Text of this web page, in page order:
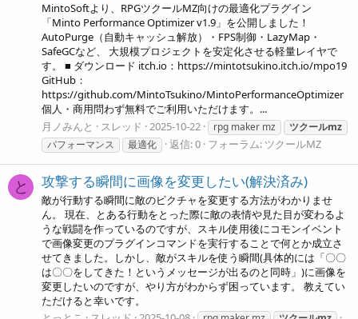
MintoSoftより、RPGツクールMZ向けの最適化プラグイン
「Minto Performance Optimizer v1.9」を公開しました！
AutoPurge（自動キャッシュ解放）・FPS制御・LazyMap・
SafeGCなど、 大規模プロジェクトを安定化させる軽量レイヤで
す。 ■ ダウンロード itch.io：https://mintotsukino.itch.io/mpo19
GitHub：
https://github.com/MintoTsukino/MintoPerformanceOptimizer
個人・商用問わず無料でご利用いただけます。...
月ノみんと
スレッド 2025-10-22 rpg maker mz
ツクールmz
パフォーマンス
最適化 返信: 0 フォーラム: ツクールMZ
と 攻撃する瞬間に画像を変更したい(解決済み)
敵が行動する瞬間に敵のピクチャを変更する方法がわかりませ
ん。 現在、とある行動をとった際に敵の表情や見た目が変わるよ
うな戦闘を作っているのですが、スキル使用後にコモンイベント
で画像変更のプラグインコマンドを実行することで何とか成立さ
せてきました。しかし、敵がスキルを使う瞬間(具体的には「〇〇
は〇〇をしてきた！というメッセージが出るのと同時」)に画像を
変更したいのですが、やり方がわからず困っています。 教えてい
ただけると幸いです。